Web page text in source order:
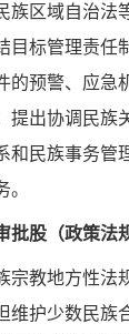
族区域自治法
目标管理责任
的预警、应急
提出协调民族
和民族事务管
批股（政策法
宗教地方性法
维护少数民族